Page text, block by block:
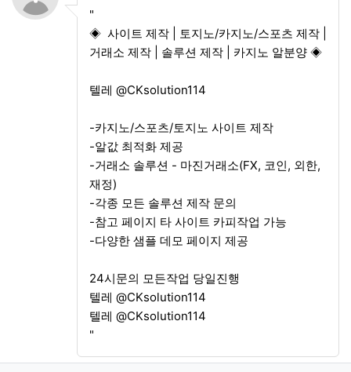
"
◈ 사이트 제작 | 토지노/카지노/스포츠 제작 |
거래소 제작 | 솔루션 제작 | 카지노 알분양 ◈
텔레 @CKsolution114
-카지노/스포츠/토지노 사이트 제작
-알값 최적화 제공
-거래소 솔루션 - 마진거래소(FX, 코인, 외한,
재정)
-각종 모든 솔루션 제작 문의
-참고 페이지 타 사이트 카피작업 가능
-다양한 샘플 데모 페이지 제공
24시문의 모든작업 당일진행
텔레 @CKsolution114
텔레 @CKsolution114
"